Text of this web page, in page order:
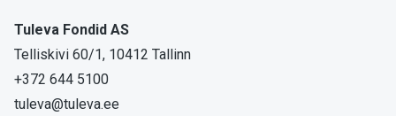
Tuleva Fondid AS
Telliskivi 60/1, 10412 Tallinn
+372 644 5100
tuleva@tuleva.ee